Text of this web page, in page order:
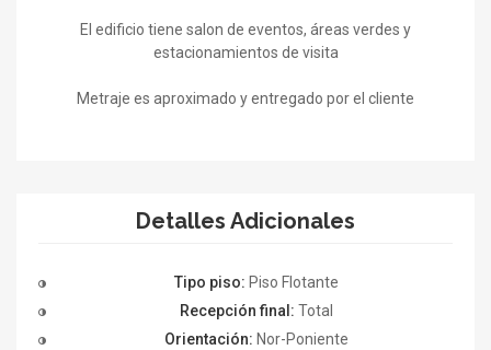
El edificio tiene salon de eventos, áreas verdes y
estacionamientos de visita
Metraje es aproximado y entregado por el cliente
Detalles Adicionales
Tipo piso: Piso Flotante
Recepción final: Total
Orientación: Nor-Poniente